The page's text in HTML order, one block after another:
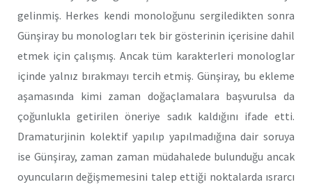
gelinmiş. Herkes kendi monoloğunu sergiledikten sonra
Günşiray bu monologları tek bir gösterinin içerisine dahil
etmek için çalışmış. Ancak tüm karakterleri monologlar
içinde yalnız bırakmayı tercih etmiş. Günşiray, bu ekleme
aşamasında kimi zaman doğaçlamalara başvurulsa da
çoğunlukla getirilen öneriye sadık kaldığını ifade etti.
Dramaturjinin kolektif yapılıp yapılmadığına dair soruya
ise Günşiray, zaman zaman müdahalede bulunduğu ancak
oyuncuların değişmemesini talep ettiği noktalarda ısrarcı